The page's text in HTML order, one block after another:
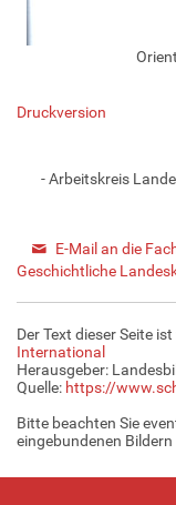
Druckversion
- Arbeitskreis
E-Mail an die
Geschichtliche
Der Text dieser Seite
International
Herausgeber:
Quelle: https://
Bitte beachten Sie
eingebundenen